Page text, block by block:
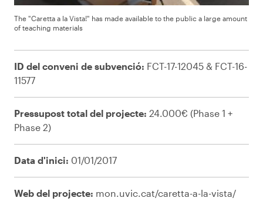
The "Caretta a la Vista!" has made available to the public a large amount
of teaching materials
ID del conveni de subvenció: FCT-17-12045 & FCT-16-
11577
Pressupost total del projecte: 24.000€ (Phase 1 +
Phase 2)
Data d'inici: 01/01/2017
Web del projecte: mon.uvic.cat/caretta-a-la-vista/